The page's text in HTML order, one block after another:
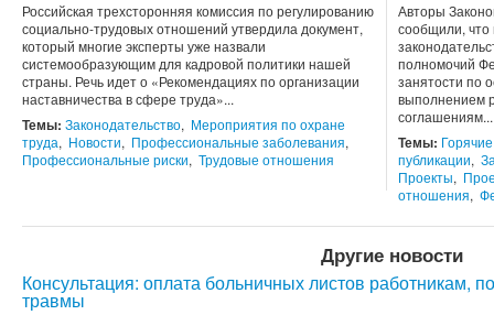
Российская трехсторонняя комиссия по регулированию
социально-трудовых отношений утвердила документ,
который многие эксперты уже назвали
системообразующим для кадровой политики нашей
страны. Речь идет о «Рекомендациях по организации
наставничества в сфере труда»...
Темы: Законодательство, Мероприятия по охране
труда, Новости, Профессиональные заболевания,
Профессиональные риски, Трудовые отношения
Авторы
сообщили,
полномочий
занятости по
выполнением
соглашениям...
Темы:
публикации,
Проекты,
отношения,
Другие новости
Консультация: оплата больничных листов работникам,
травмы